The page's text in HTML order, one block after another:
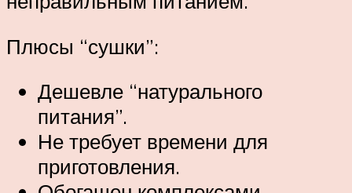
Плюсы “сушки”:
Дешевле “натурального
питания”.
Не требует времени для
приготовления.